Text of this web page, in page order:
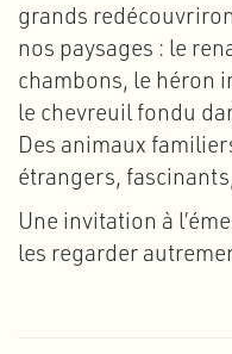
grands
nos paysages : le
chambons, le héron
le chevreuil fondu
Des animaux
étrangers,
Une invitation à
les regarder